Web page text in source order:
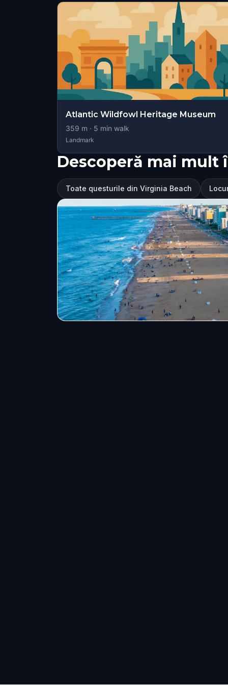
Atlantic Wildfowl Heritage Museum
359 m · 5 min walk
Landmark
Descoperă mai mult
Toate questurile din Virginia Beach